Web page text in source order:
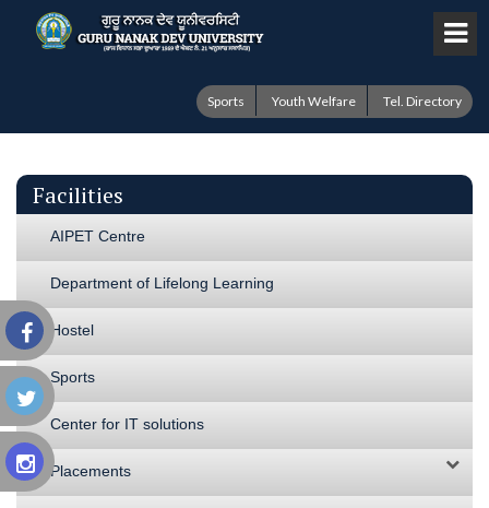
Sports Youth Welfare Tel. Directory
Facilities
AIPET Centre
Department of Lifelong Learning
Hostel
Sports
Center for IT solutions
Placements